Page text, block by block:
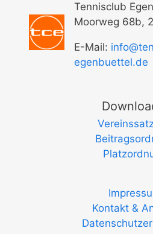
Tennisclub
Moorweg 68b,
E-Mail:
egenbuettel.de
Kontakt &